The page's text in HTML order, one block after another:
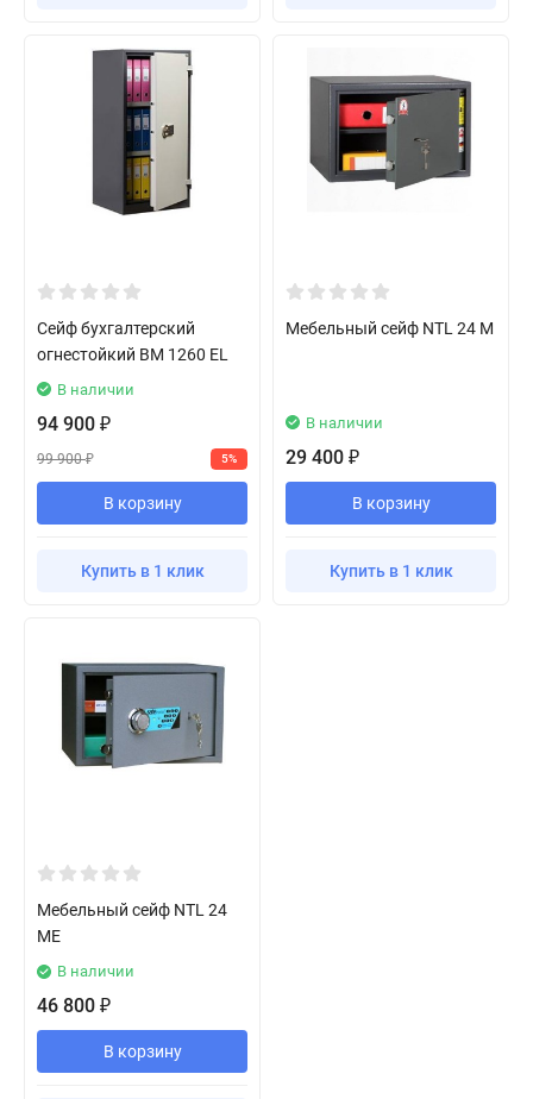
Сейф бухгалтерский
огнестойкий BM 1260 EL
В наличии
94 900 ₽
99 900₽ 5%
В корзину
Купить в 1 клик
Мебельный сейф NTL 24 M
В наличии
29 400 ₽
В корзину
Купить в 1 клик
Мебельный сейф NTL 24
ME
В наличии
46 800 ₽
В корзину